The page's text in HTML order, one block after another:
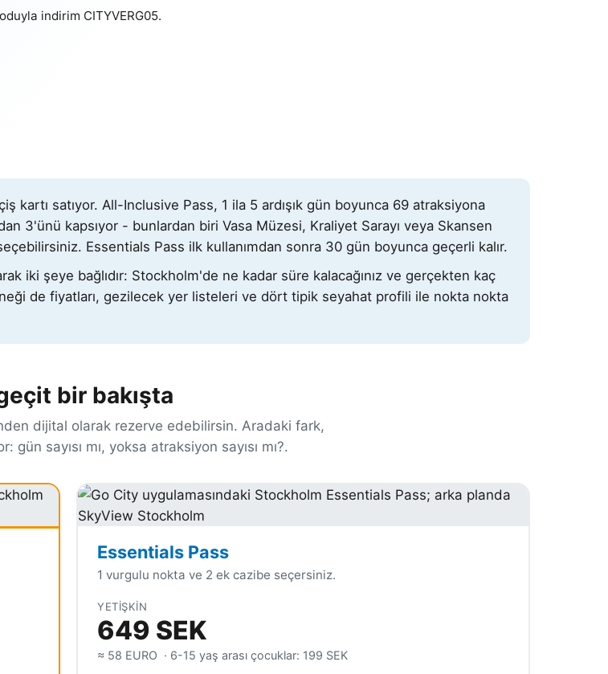
indirim CITYVERG05.
kartı satıyor. All-Inclusive Pass, 1 ila 5 ardışık gün boyunca 69 atraksiyona
3'ünü kapsıyor - bunlardan biri Vasa Müzesi, Kraliyet Sarayı veya Skansen
Essentials Pass ilk kullanımdan sonra 30 gün boyunca geçerli kalır.
iki şeye bağlıdır: Stockholm'de ne kadar süre kalacağınız ve gerçekten kaç
de fiyatları, gezilecek yer listeleri ve dört tipik seyahat profili ile nokta nokta
bir bakışta
dijital olarak rezerve edebilirsin. Aradaki fark,
gün sayısı mı, yoksa atraksiyon sayısı mı?.
Essentials Pass
1 vurgulu nokta ve 2 ek cazibe seçersiniz.
YETIŞKIN
649 SEK
≈ 58 EURO · 6-15 yaş arası çocuklar: 199 SEK